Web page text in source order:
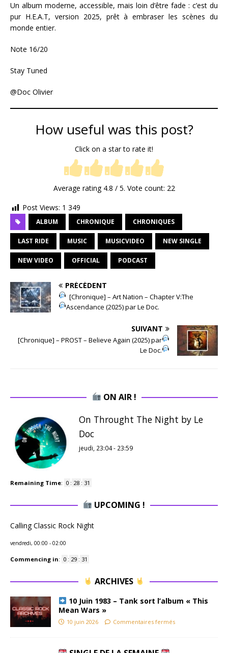
Un album moderne, accessible, mais loin d’être fade : c’est du
pur H.E.A.T, version 2025, prêt à embraser les scènes du
monde entier.
Note 16/20
Stay Tuned
@Doc Olivier
How useful was this post?
Click on a star to rate it!
Average rating 4.8 / 5. Vote count: 22
Post Views: 1 349
ALBUM CHRONIQUE CHRONIQUES
LAST RIDE MUSIC MUSICVIDEO NEW SINGLE
NEW VIDEO OFFICIAL PODCAST
PRÉCÉDENT
[Chronique] – Art Nation – Chapter V:The
Ascendance (2025) par Le Doc.
SUIVANT
[Chronique] – PROST – Believe Again (2025) par
Le Doc.
ON AIR !
On Throught The Night by Le
Doc
jeudi, 23:04- 23:59
Remaining Time: 0 : 28 : 31
UPCOMING !
Calling Classic Rock Night
vendredi, 00:00 - 02:00
Commencing in: 0 : 29 : 31
ARCHIVES
10 Juin 1983 – Tank sort l’album « This
Mean Wars »
10 juin 2026 Commentaires fermés